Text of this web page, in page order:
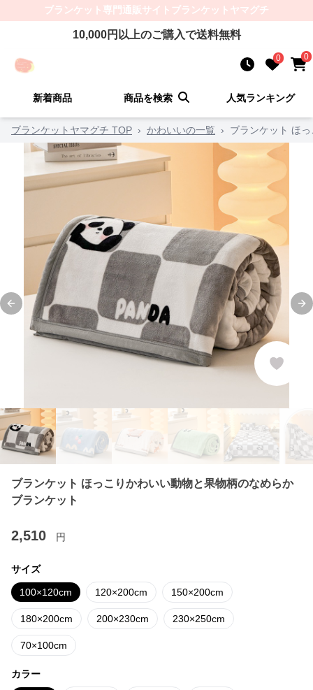
ブランケット 専門通販サイト ブランケットヤマグチ
10,000円以上のご購入で送料無料
0 0
新着商品 商品を検索 人気ランキング
ブランケットヤマグチ TOP › かわいいの一覧 › ブランケット ほ
Previous slide
ブランケット ほっこりかわいい動物と果物柄のなめらか
ブランケット
2,510 円
サイズ
100×120cm 120×200cm 150×200cm
180×200cm 200×230cm 230×250cm
70×100cm
カラー